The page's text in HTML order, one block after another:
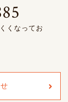
くなってお